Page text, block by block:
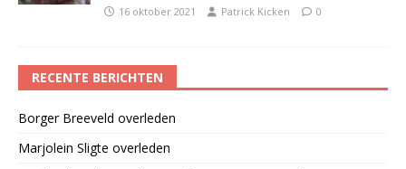
16 oktober 2021 Patrick Kicken 0
RECENTE BERICHTEN
Borger Breeveld overleden
Marjolein Sligte overleden